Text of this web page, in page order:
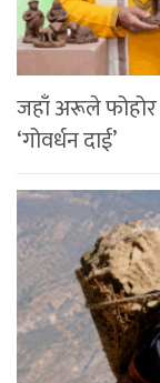
जहाँ अरूले फोहोर
‘गोवर्धन दाई’